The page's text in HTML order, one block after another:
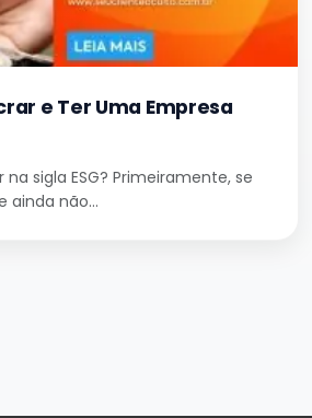
e Ter Uma Empresa
sigla ESG? Primeiramente, se
ainda não…